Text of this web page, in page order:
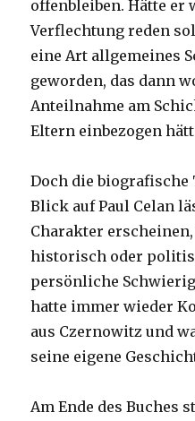
offenbleiben. Hätte
Verflechtung reden
eine Art allgemeines
geworden, das dann
Anteilnahme am
Eltern einbezogen
Doch die biografische
Blick auf Paul Celan
Charakter
historisch oder
persönliche
hatte immer wieder
aus Czernowitz und
seine eigene
Am Ende des Buches